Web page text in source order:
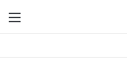
على مواقفه